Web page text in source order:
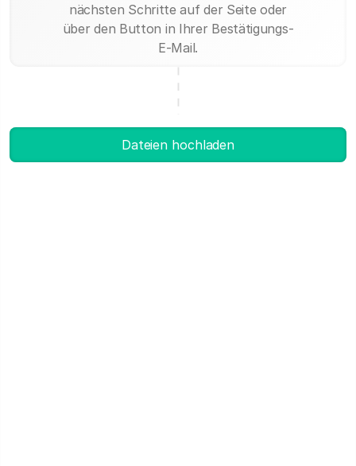
nächsten Schritte auf der Seite oder
über den Button in Ihrer Bestätigungs-
E-Mail.
Dateien hochladen